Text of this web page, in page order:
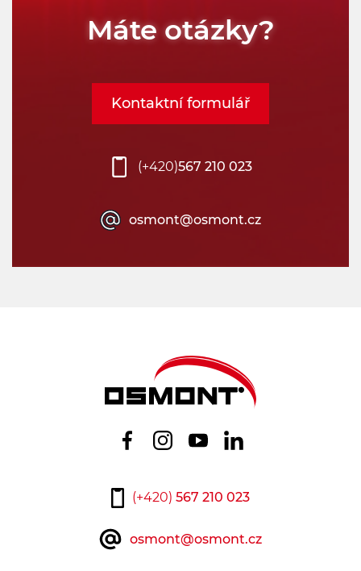
Máte otázky?
(+420)567 210 023
osmont@osmont.cz
Kontaktní formulář
(+420) 567 210 023
osmont@osmont.cz